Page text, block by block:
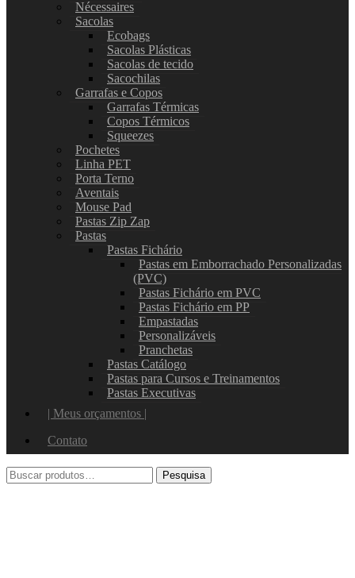
Nécessaires
Sacolas
Ecobags
Sacolas Plásticas
Sacolas de tecido
Sacochilas
Garrafas e Copos
Garrafas Térmicas
Copos Térmicos
Squeezes
Pochetes
Linha PET
Porta Terno
Aventais
Mouse Pad
Pastas Zip Zap
Pastas
Pastas Fichário
Pastas em Emborrachado Personalizadas
(PVC)
Pastas Fichário em PVC
Pastas Fichário em PP
Empastadas
Personalizáveis
Pranchetas
Pastas Catálogo
Pastas para Cursos e Treinamentos
Pastas Executivas
| Meus orçamentos |
Contato